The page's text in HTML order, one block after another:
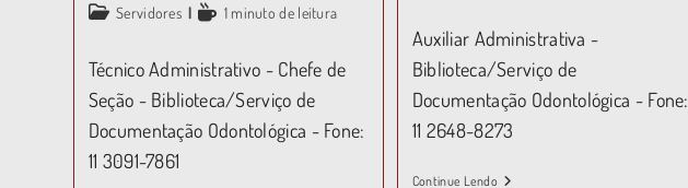
Auxiliar Administrativa -
Biblioteca/Serviço de
Documentação Odontológica - Fone:
11 2648-8273
Continue Lendo
Servidores
1 minuto de leitura
Técnico Administrativo - Chefe de
Seção - Biblioteca/Serviço de
Documentação Odontológica - Fone:
11 3091-7861